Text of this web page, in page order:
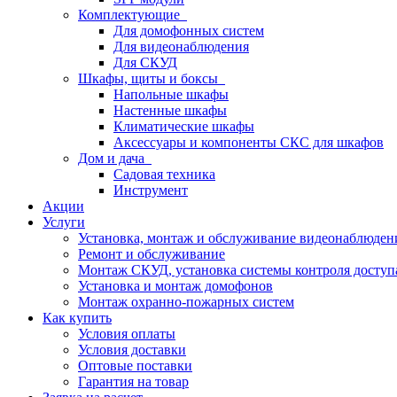
Комплектующие
Для домофонных систем
Для видеонаблюдения
Для СКУД
Шкафы, щиты и боксы
Напольные шкафы
Настенные шкафы
Климатические шкафы
Аксессуары и компоненты СКС для шкафов
Дом и дача
Садовая техника
Инструмент
Акции
Услуги
Установка, монтаж и обслуживание
Ремонт и обслуживание
Монтаж СКУД, установка системы контроля
Установка и монтаж домофонов
Монтаж охранно-пожарных систем
Как купить
Условия оплаты
Условия доставки
Оптовые поставки
Гарантия на товар